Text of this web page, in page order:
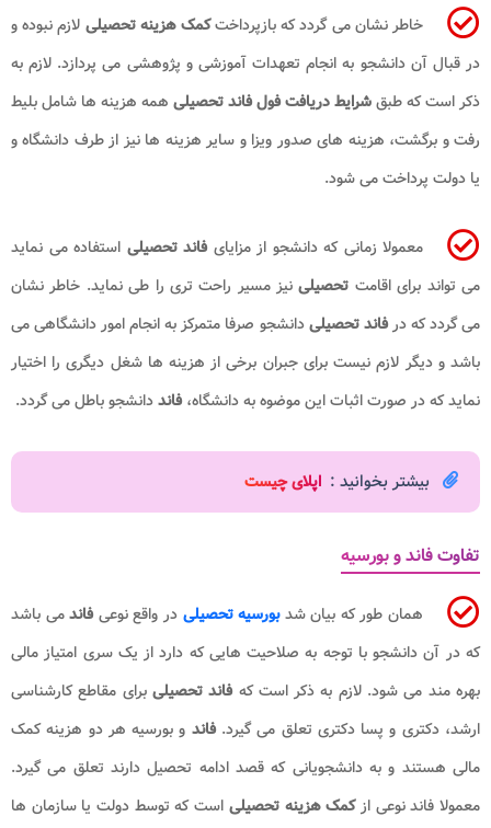
خاطر نشان می گردد که بازپرداختکمک هزینه تحصیلی لازم نبوده و
در قبال آن دانشجو به انجام تعهدات آموزشی و پژوهشی می پردازد. لازم به
ذکر است که طبقشرایط دریافت فول فاند تحصیلی همه هزینه ها شامل بلیط
رفت و برگشت، هزینه های صدور ویزا و سایر هزینه ها نیز از طرف دانشگاه و
یا دولت پرداخت می شود.
معمولا زمانی که دانشجو از مزایایفاند تحصیلی استفاده می نماید
می تواند برای اقامت تحصیلینیز مسیر راحت تری را طی نماید. خاطر نشان
می گردد که درفاند تحصیلیدانشجو صرفا متمرکز به انجام امور دانشگاهی می
باشد و دیگر لازم نیست برای جبران برخی از هزینه ها شغل دیگری را اختیار
نماید که در صورت اثبات این موضوه به دانشگاه،فانددانشجو باطل می گردد.
بیشتر بخوانید : اپلای چیست
تفاوت فاند و بورسیه
همان طور که بیان شدبورسیه تحصیلی در واقع نوعیفاندمی باشد
که در آن دانشجو با توجه به صلاحیت هایی که دارد از یک سری امتیاز مالی
بهره مند می شود. لازم به ذکر است کهفاند تحصیلی برای مقاطع کارشناسی
ارشد، دکتری و پسا دکتری تعلق می گیرد.فاند و بورسیه هر دو هزینه کمک
مالی هستند و به دانشجویانی که قصد ادامه تحصیل دارند تعلق می گیرد.
معمولا فاند نوعی ازکمک هزینه تحصیلی است که توسط دولت یا سازمان ها